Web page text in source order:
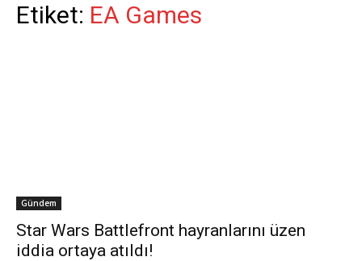
Etiket: EA Games
Gündem
Star Wars Battlefront hayranlarını üzen
iddia ortaya atıldı!